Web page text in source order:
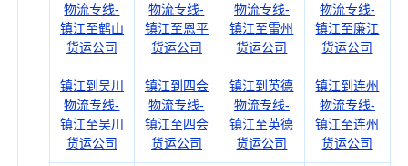
物流专线-
镇江至鹤山
货运公司
物流专线-
镇江至恩平
货运公司
物流专线-
镇江至雷州
货运公司
物流专线-
镇江至廉江
货运公司
镇江到吴川
物流专线-
镇江至吴川
货运公司
镇江到四会
物流专线-
镇江至四会
货运公司
镇江到英德
物流专线-
镇江至英德
货运公司
镇江到连州
物流专线-
镇江至连州
货运公司